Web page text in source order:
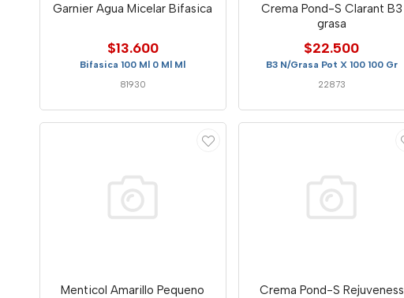
Garnier Agua Micelar Bifasica
$13.600
Bifasica 100 Ml 0 Ml Ml
81930
Crema Pond-S Clarant B3
grasa
$22.500
B3 N/Grasa Pot X 100 100 Gr
22873
Menticol Amarillo Pequeno Crema Pond-S Rejuveness